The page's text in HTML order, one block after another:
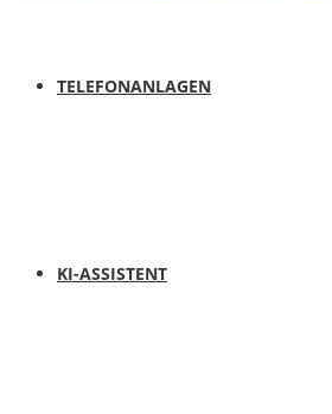
TELEFONANLAGEN
KI-ASSISTENT